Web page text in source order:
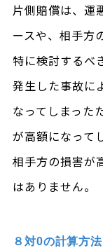
片側賠償は、運
ースや、相手方
特に検討するべ
発生した事故に
なってしまった
が高額になって
相手方の損害が
はありません。
８対0の計算方法